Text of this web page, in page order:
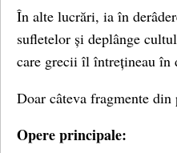
În alte lucrări, ia în
sufletelor și deplânge
care grecii îl întrețineau
Doar câteva fragmente
Opere principale: